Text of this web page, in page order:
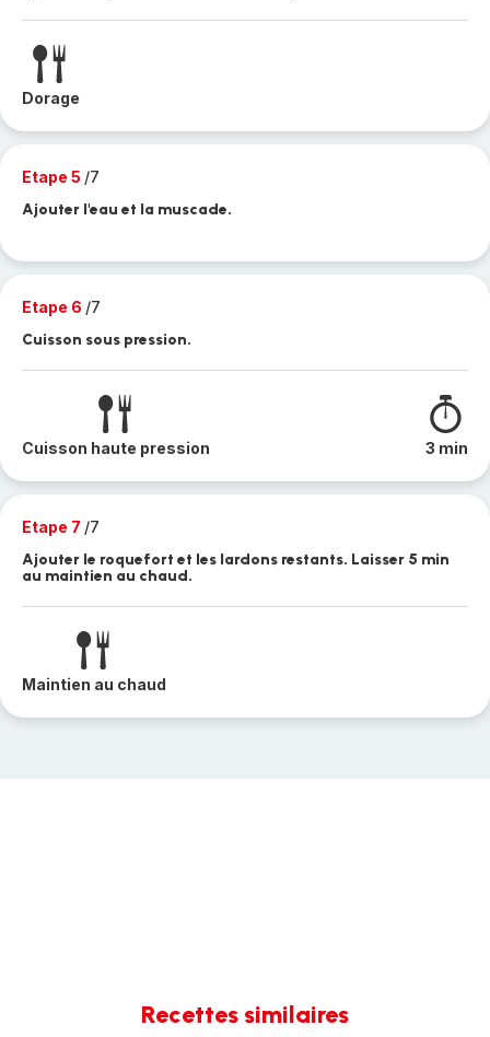
Dorage
Etape 5 /7
Ajouter l'eau et la muscade.
Etape 6 /7
Cuisson sous pression.
Cuisson haute pression 3 min
Etape 7 /7
Ajouter le roquefort et les lardons restants. Laisser 5 min
au maintien au chaud.
Maintien au chaud
Recettes similaires